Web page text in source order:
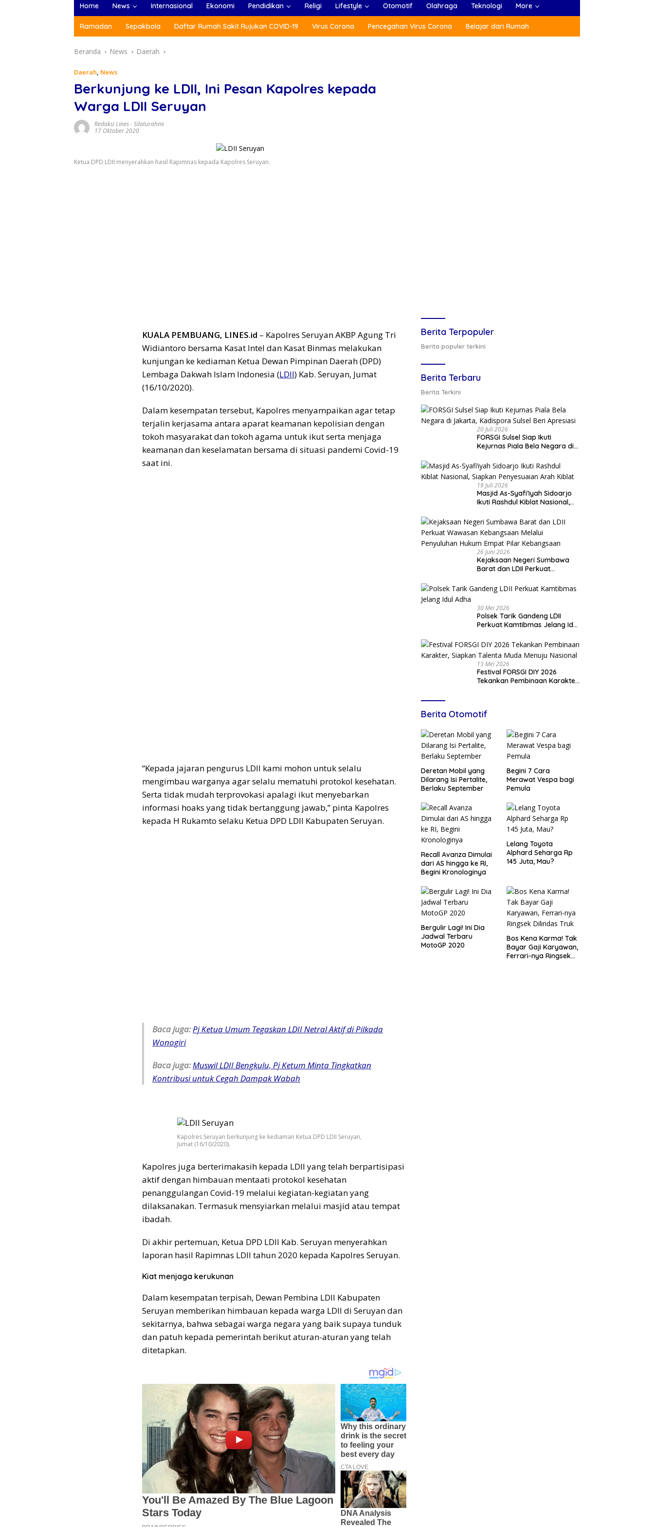
Home News Internasional Ekonomi Pendidikan Religi Lifestyle Otomotif Olahraga Teknologi More
Ramadan Sepakbola Daftar Rumah Sakit Rujukan COVID-19 Virus Corona Pencegahan Virus Corona Belajar dari Rumah
Beranda News Daerah
Daerah, News
Berkunjung ke LDII, Ini Pesan Kapolres kepada
Warga LDII Seruyan
Redaksi Lines-Silaturahmi
17 Oktober 2020
Ketua DPD LDII menyerahkan hasil Rapimnas kepada Kapolres Seruyan.
KUALA PEMBUANG, LINES.id – Kapolres Seruyan AKBP Agung Tri
Widiantoro bersama Kasat Intel dan Kasat Binmas melakukan
kunjungan ke kediaman Ketua Dewan Pimpinan Daerah (DPD)
Lembaga Dakwah Islam Indonesia (LDII) Kab. Seruyan, Jumat
(16/10/2020).
Dalam kesempatan tersebut, Kapolres menyampaikan agar tetap
terjalin kerjasama antara aparat keamanan kepolisian dengan
tokoh masyarakat dan tokoh agama untuk ikut serta menjaga
keamanan dan keselamatan bersama di situasi pandemi Covid-19
saat ini.
“Kepada jajaran pengurus LDII kami mohon untuk selalu
mengimbau warganya agar selalu mematuhi protokol kesehatan.
Serta tidak mudah terprovokasi apalagi ikut menyebarkan
informasi hoaks yang tidak bertanggung jawab,” pinta Kapolres
kepada H Rukamto selaku Ketua DPD LDII Kabupaten Seruyan.
Baca juga:Pj Ketua Umum Tegaskan LDII Netral Aktif di Pilkada
Wonogiri
Baca juga:Muswil LDII Bengkulu, Pj Ketum Minta Tingkatkan
Kontribusi untuk Cegah Dampak Wabah
Kapolres Seruyan berkunjung ke kediaman Ketua DPD LDII Seruyan,
Jumat (16/10/2020).
Kapolres juga berterimakasih kepada LDII yang telah berpartisipasi
aktif dengan himbauan mentaati protokol kesehatan
penanggulangan Covid-19 melalui kegiatan-kegiatan yang
dilaksanakan. Termasuk mensyiarkan melalui masjid atau tempat
ibadah.
Di akhir pertemuan, Ketua DPD LDII Kab. Seruyan menyerahkan
laporan hasil Rapimnas LDII tahun 2020 kepada Kapolres Seruyan.
Kiat menjaga kerukunan
Dalam kesempatan terpisah, Dewan Pembina LDII Kabupaten
Seruyan memberikan himbauan kepada warga LDII di Seruyan dan
sekitarnya, bahwa sebagai warga negara yang baik supaya tunduk
dan patuh kepada pemerintah berikut aturan-aturan yang telah
ditetapkan.
Berita Terpopuler
Berita populer terkini
Berita Terbaru
Berita Terkini
20 Juli 2026
FORSGI Sulsel Siap Ikuti
Kejurnas Piala Bela Negara di
Apresiasi
19 Juli 2026
Masjid As-Syafi’iyah Sidoarjo
Ikuti Rashdul Kiblat Nasional,
Kiblat
26 Juni 2026
Kejaksaan Negeri Sumbawa
Barat dan LDII Perkuat
Penyuluhan Hukum Empat Pilar
Kebangsaan
30 Mei 2026
Polsek Tarik Gandeng LDII
Perkuat Kamtibmas Jelang Idul
13 Mei 2026
Festival FORSGI DIY 2026
Tekankan Pembinaan Karakter,
Berita Otomotif
Deretan Mobil yang
Dilarang Isi Pertalite,
Berlaku September
Begini 7 Cara
Merawat Vespa bagi
Pemula
Recall Avanza Dimulai
dari AS hingga ke RI,
Begini Kronologinya
Lelang Toyota
Alphard Seharga Rp
145 Juta, Mau?
Bergulir Lagi! Ini Dia
Jadwal Terbaru
MotoGP 2020
Bos Kena Karma! Tak
Bayar Gaji Karyawan,
Ferrari-nya Ringsek